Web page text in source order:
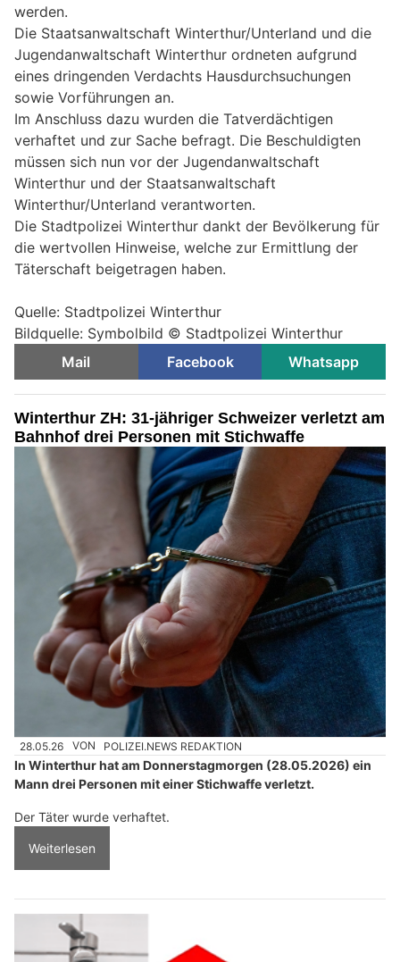
werden.
Die Staatsanwaltschaft Winterthur/Unterland und die
Jugendanwaltschaft Winterthur ordneten aufgrund
eines dringenden Verdachts Hausdurchsuchungen
sowie Vorführungen an.
Im Anschluss dazu wurden die Tatverdächtigen
verhaftet und zur Sache befragt. Die Beschuldigten
müssen sich nun vor der Jugendanwaltschaft
Winterthur und der Staatsanwaltschaft
Winterthur/Unterland verantworten.
Die Stadtpolizei Winterthur dankt der Bevölkerung für
die wertvollen Hinweise, welche zur Ermittlung der
Täterschaft beigetragen haben.
Quelle: Stadtpolizei Winterthur
Bildquelle: Symbolbild © Stadtpolizei Winterthur
Mail
Facebook Whatsapp
Winterthur ZH: 31-jähriger Schweizer verletzt am
Bahnhof drei Personen mit Stichwaffe
28.05.26 VON POLIZEI.NEWS REDAKTION
In Winterthur hat am Donnerstagmorgen (28.05.2026) ein
Mann drei Personen mit einer Stichwaffe verletzt.
Der Täter wurde verhaftet.
Weiterlesen